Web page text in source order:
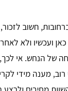
חשוב
ועכשיו ולא
של הנחש. אי
רוב, מענה מידי